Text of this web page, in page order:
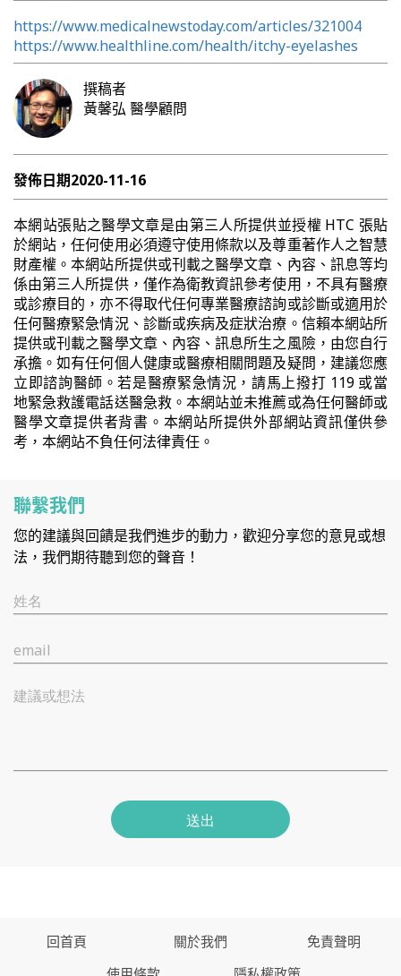
https://www.medicalnewstoday.com/articles/321004
https://www.healthline.com/health/itchy-eyelashes
撰稿者
黃馨弘 醫學顧問
發佈日期2020-11-16
本網站張貼之醫學文章是由第三人所提供並授權 HTC 張貼
於網站，任何使用必須遵守使用條款以及尊重著作人之智慧
財產權。本網站所提供或刊載之醫學文章、內容、訊息等均
係由第三人所提供，僅作為衛教資訊參考使用，不具有醫療
或診療目的，亦不得取代任何專業醫療諮詢或診斷或適用於
任何醫療緊急情況、診斷或疾病及症狀治療。信賴本網站所
提供或刊載之醫學文章、內容、訊息所生之風險，由您自行
承擔。如有任何個人健康或醫療相關問題及疑問，建議您應
立即諮詢醫師。若是醫療緊急情況，請馬上撥打 119 或當
地緊急救護電話送醫急救。本網站並未推薦或為任何醫師或
醫學文章提供者背書。本網站所提供外部網站資訊僅供參
考，本網站不負任何法律責任。
聯繫我們
您的建議與回饋是我們進步的動力，歡迎分享您的意見或想
法，我們期待聽到您的聲音！
姓名
email
建議或想法
送出
回首頁 關於我們
免責聲明